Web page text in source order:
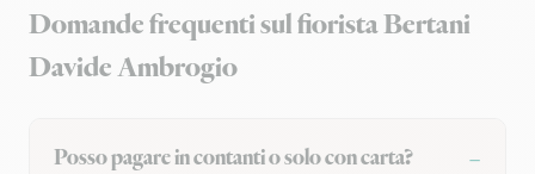
Domande frequenti sul fiorista Bertani
Davide Ambrogio
Posso pagare in contanti o solo con carta?